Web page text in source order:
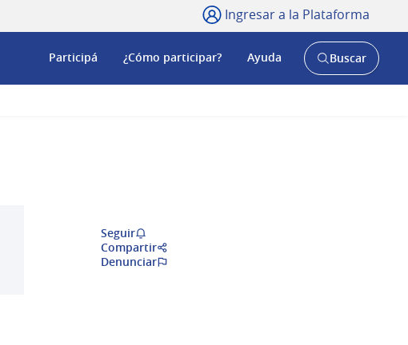
Ingresar a la Plataforma
Participá ¿Cómo participar? Ayuda
AbrirBuscar
Seguir
Compartir
Denunciar